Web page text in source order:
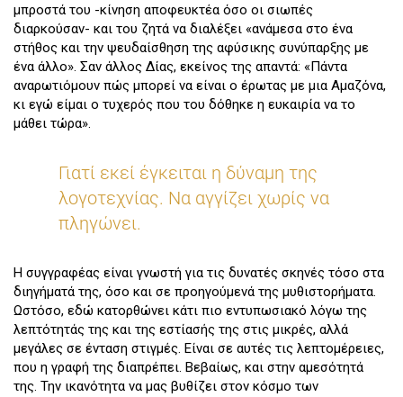
μπροστά του -κίνηση αποφευκτέα όσο οι σιωπές
διαρκούσαν- και του ζητά να διαλέξει «ανάμεσα στο ένα
στήθος και την ψευδαίσθηση της αφύσικης συνύπαρξης με
ένα άλλο». Σαν άλλος Δίας, εκείνος της απαντά: «Πάντα
αναρωτιόμουν πώς μπορεί να είναι ο έρωτας με μια Αμαζόνα,
κι εγώ είμαι ο τυχερός που του δόθηκε η ευκαιρία να το
μάθει τώρα».
Γιατί εκεί έγκειται η δύναμη της
λογοτεχνίας. Να αγγίζει χωρίς να
πληγώνει.
Η συγγραφέας είναι γνωστή για τις δυνατές σκηνές τόσο στα
διηγήματά της, όσο και σε προηγούμενά της μυθιστορήματα.
Ωστόσο, εδώ κατορθώνει κάτι πιο εντυπωσιακό λόγω της
λεπτότητάς της και της εστίασής της στις μικρές, αλλά
μεγάλες σε ένταση στιγμές. Είναι σε αυτές τις λεπτομέρειες,
που η γραφή της διαπρέπει. Βεβαίως, και στην αμεσότητά
της. Την ικανότητα να μας βυθίζει στον κόσμο των